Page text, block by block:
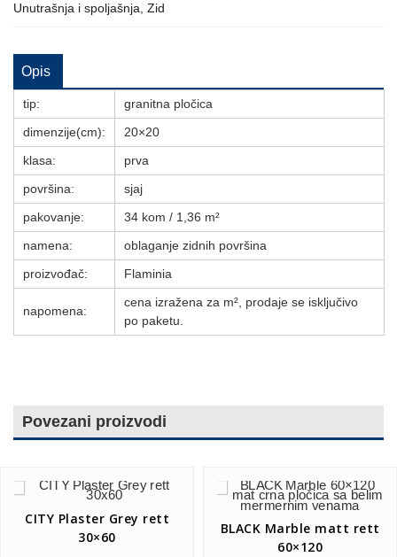
Unutrašnja i spoljašnja Zid
Opis
tip:
granitna pločica
dimenzije(cm):
20×20
klasa:
prva
površina:
sjaj
pakovanje:
34 kom / 1,36 m²
namena:
oblaganje zidnih površina
proizvođač:
Flaminia
napomena:
cena izražena za m², prodaje se isključivo
po paketu.
Povezani proizvodi
CITY Plaster Grey rett
30×60
BLACK Marble matt rett
60×120